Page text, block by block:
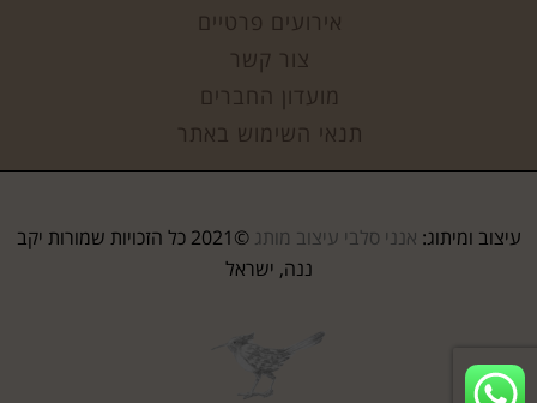
אירועים פרטיים
צור קשר
מועדון החברים
תנאי השימוש באתר
עיצוב ומיתוג: אנני סלבי עיצוב מותג
©2021 כל הזכויות שמורות יקב
ננה, ישראל